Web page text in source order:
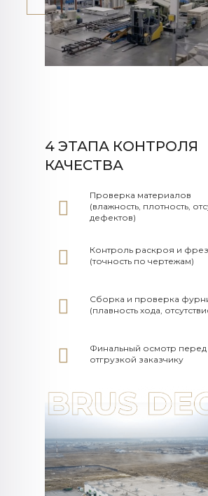
4 ЭТАПА КОНТРОЛЯ
КАЧЕСТВА
Проверка материалов
(влажность, плотность,
дефектов)
Контроль раскроя и
(точность по чертежам)
Сборка и проверка
(плавность хода,
Финальный осмотр перед
отгрузкой заказчику